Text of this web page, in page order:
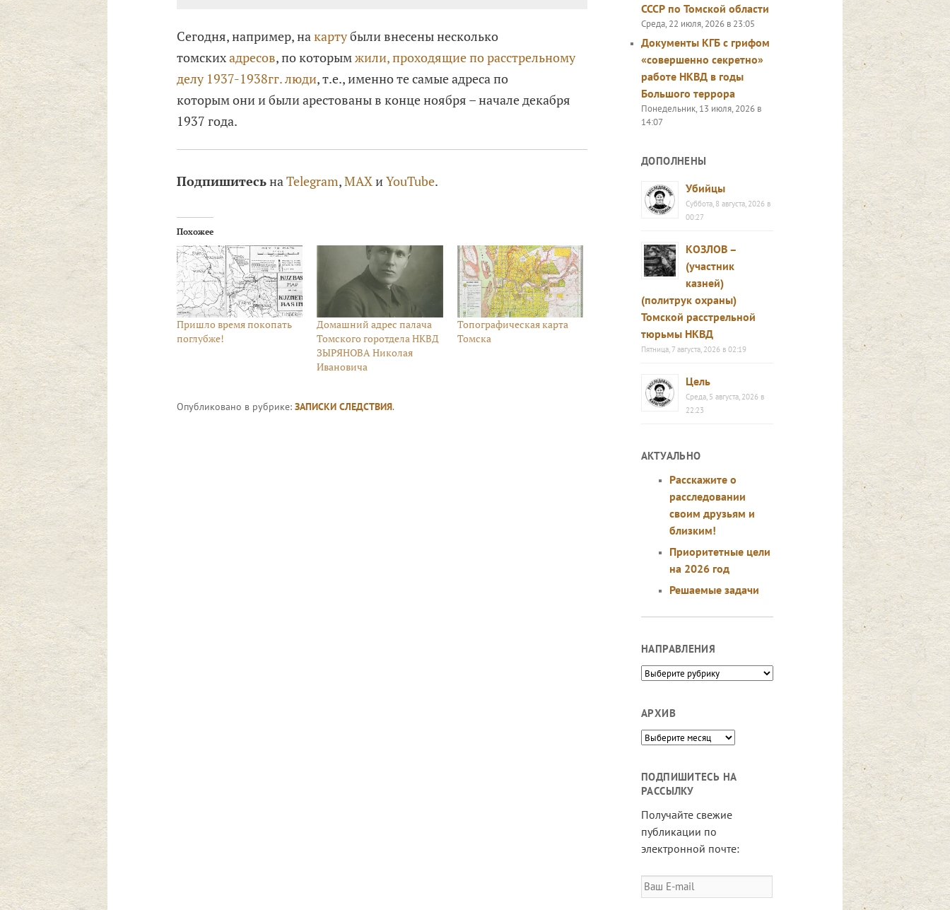
Сегодня, например, на картубыли внесены несколько
томскихадресов, по которымжили, проходящие по расстрельному
делу 1937-1938гг. люди, т.е., именно те самые адреса по
которым они и были арестованы в конце ноября – начале декабря
1937 года.
ПодпишитесьнаTelegram,MAXиYouTube.
Похожее
Пришло время покопать
поглубже!
Домашний адрес палача
Томского горотдела НКВД
ЗЫРЯНОВА Николая
Ивановича
Топографическая карта
Томска
Опубликовано в рубрике: ЗАПИСКИ СЛЕДСТВИЯ.
СССР по Томской области
Среда, 22 июля, 2026 в 23:05
Документы КГБ с грифом
«совершенно секретно»
работе НКВД в годы
Большого террора
Понедельник, 13 июля, 2026 в
14:07
ДОПОЛНЕНЫ
Убийцы
Суббота, 8 августа, 2026 в
00:27
КОЗЛОВ –
(участник
казней)
(политрук охраны)
Томской расстрельной
тюрьмы НКВД
Пятница, 7 августа, 2026 в 02:19
Цель
Среда, 5 августа, 2026 в
22:23
АКТУАЛЬНО
Расскажите о
расследовании
своим друзьям и
близким!
Приоритетные цели
на 2026 год
Решаемые задачи
НАПРАВЛЕНИЯ
Направления
АРХИВ
Архив
ПОДПИШИТЕСЬ НА
РАССЫЛКУ
Получайте свежие
публикации по
электронной почте:
Ваш
E-